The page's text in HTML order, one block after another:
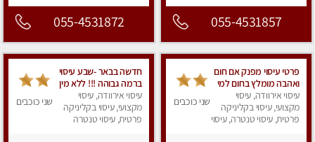
055-4531857
055-4531872
פרטי עיסוי מפנק אם חום
ואהבה מומלץ בחום למי
שרוצה להירגע
עיסוי אירוודה, עיסוי
מקצועי, עיסוי בקליניקה
פרטית, עיסוי טנטרה, עיסוי
שני כוכבים
חדשה בבאר -שבע עיסוי
ברמה גבוהה !!! ללא מין
עיסוי אירוודה, עיסוי
מקצועי, עיסוי בקליניקה
פרטית, עיסוי טנטרה
שני כוכבים